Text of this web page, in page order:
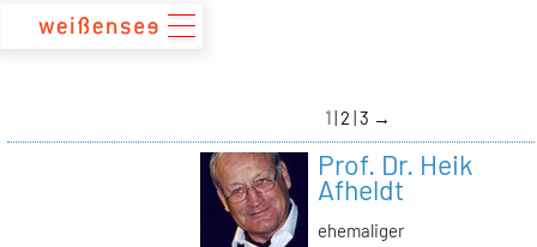
1 2 3 →
Prof. Dr. Heik
Afheldt
ehemaliger